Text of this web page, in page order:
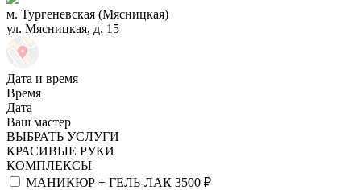
м. Тургеневская (Мясницкая)
ул. Мясницкая, д. 15
Дата и время
Время
Дата
Ваш мастер
ВЫБРАТЬ УСЛУГИ
КРАСИВЫЕ РУКИ
КОМПЛЕКСЫ
МАНИКЮР + ГЕЛЬ-ЛАК 3500 ₽